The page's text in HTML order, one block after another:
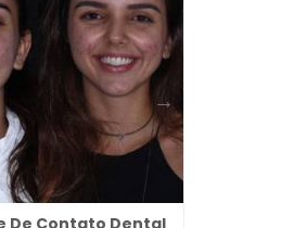
De Contato Dental